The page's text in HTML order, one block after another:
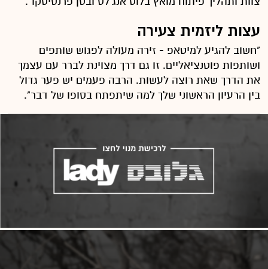
עצות ליזמית צעירה
"חשוב להגיע למיטאפ - זירה מעולה לפגוש שותפים
ושותפות פוטנציאליים. זו גם דרך מצוינת לברר עם עצמך
את הדרך שאת רוצה לעשות. הרבה פעמים יש פער גדול
בין הרעיון הראשוני שלך למה שיתפתח בסופו של דבר".